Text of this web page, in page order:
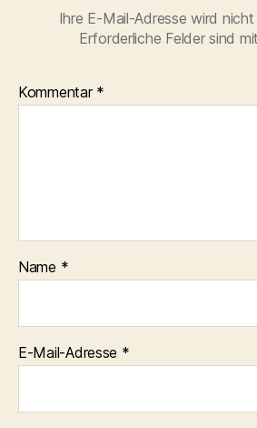
Ihre E-Mail-Adresse wird
Erforderliche Felder sind mit
Kommentar *
Name *
E-Mail-Adresse *